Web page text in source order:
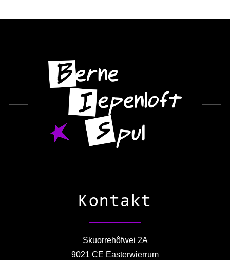
Kontakt
Skuorrehôfwei 2A
9021 CE Easterwierrum